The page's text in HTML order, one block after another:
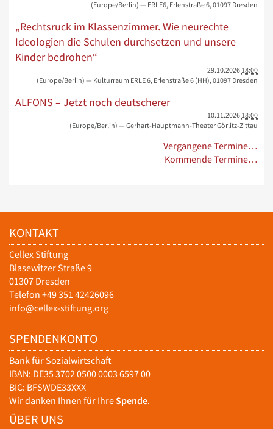
(Europe/Berlin) — ERLE6, Erlenstraße 6, 01097 Dresden
„Rechtsruck im Klassenzimmer. Wie neurechte
Ideologien die Schulen durchsetzen und unsere
Kinder bedrohen“
29.10.2026 18:00
(Europe/Berlin) — Kulturraum ERLE 6, Erlenstraße 6 (HH), 01097 Dresden
ALFONS – Jetzt noch deutscherer
10.11.2026 18:00
(Europe/Berlin) — Gerhart-Hauptmann-Theater Görlitz-Zittau
Vergangene Termine…
Kommende Termine…
KONTAKT
Cellex Stiftung
Blasewitzer Straße 9
01307 Dresden
Telefon +49 351 42426096
info@cellex-stiftung.org
SPENDENKONTO
Bank für Sozialwirtschaft
IBAN: DE35 3702 0500 0003 6597 00
BIC: BFSWDE33XXX
Wir danken Ihnen für IhreSpende.
ÜBER UNS